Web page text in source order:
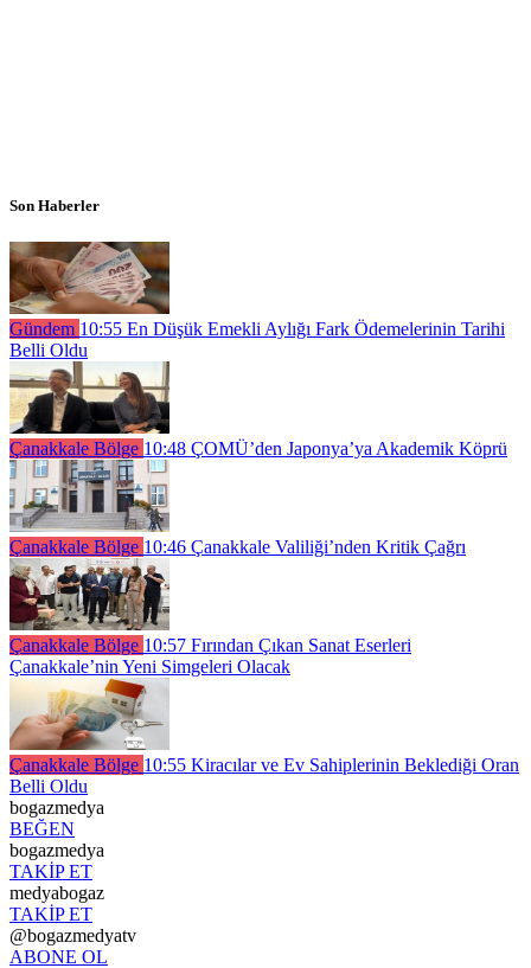
Son Haberler
Gündem 10:55 En Düşük Emekli Aylığı Fark Ödemelerinin Tarihi
Belli Oldu
Çanakkale Bölge 10:48 ÇOMÜ’den Japonya’ya Akademik Köprü
Çanakkale Bölge 10:46 Çanakkale Valiliği’nden Kritik Çağrı
Çanakkale Bölge 10:57 Fırından Çıkan Sanat Eserleri
Çanakkale’nin Yeni Simgeleri Olacak
Çanakkale Bölge 10:55 Kiracılar ve Ev Sahiplerinin Beklediği Oran
Belli Oldu
bogazmedya
BEĞEN
bogazmedya
TAKİP ET
medyabogaz
TAKİP ET
@bogazmedyatv
ABONE OL